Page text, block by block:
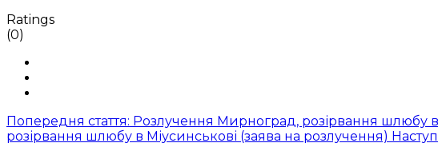
Ratings
(0)
Попередня стаття: Розлучення Мирноград, розірвання шлюбу
розірвання шлюбу в Міусинськові (заява на розлучення)